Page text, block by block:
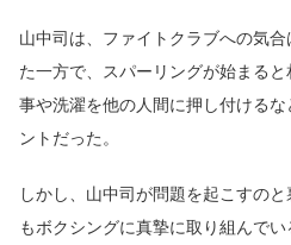
山中司は、ファイトクラブへの気
た一方で、スパーリングが始まる
事や洗濯を他の人間に押し付ける
ントだった。
しかし、山中司が問題を起こすの
もボクシングに真摯に取り組んで